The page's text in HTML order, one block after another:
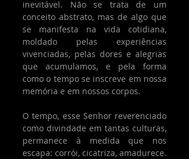
inevitável. Não se trata de um
conceito abstrato, mas de algo que
se manifesta na vida cotidiana,
moldado pelas experiências
vivenciadas, pelas dores e alegrias
que acumulamos, e pela forma
como o tempo se inscreve em nossa
memória e em nossos corpos.
O tempo, esse Senhor reverenciado
como divindade em tantas culturas,
permanece à medida que nos
escapa: corrói, cicatriza, amadurece.